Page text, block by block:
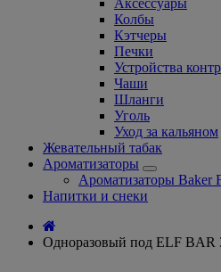
Аксессуары
Колбы
Кэтчеры
Печки
Устройства
Чаши
Шланги
Уголь
Уход за кальяном
Жевательный табак
Ароматизаторы
Ароматизаторы Baker
Напитки и снеки
Одноразовый под ELF BAR